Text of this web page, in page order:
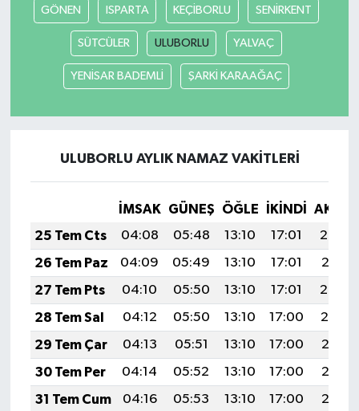
GÖNEN ISPARTA KEÇİBORLU SENİRKENT
SÜTCÜLER ULUBORLU YALVAÇ
YENİSAR BADEMLİ ŞARKİ KARAAĞAÇ
ULUBORLU AYLIK NAMAZ VAKITLERI
İMSAK GÜNEŞ ÖĞLE İKINDI
25 Tem Cts
04:08 05:48 13:10 17:01
20:22
26 Tem Paz
04:09 05:49 13:10 17:01
20:21
27 Tem Pts
04:10 05:50 13:10 17:01
20:20
28 Tem Sal
04:12 05:50 13:10 17:00
20:19
29 Tem Çar
04:13 05:51 13:10 17:00
20:18
30 Tem Per
04:14 05:52 13:10 17:00
20:17
31 Tem Cum
04:16 05:53 13:10 17:00
20:16